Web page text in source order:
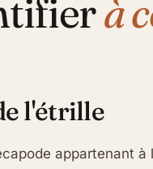
à
l'étrille
appartenant à